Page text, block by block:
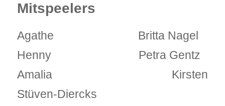
Mitspeelers
Agathe Britta Nagel
Henny Petra Gentz
Amalia Kirsten
Stüven-Diercks